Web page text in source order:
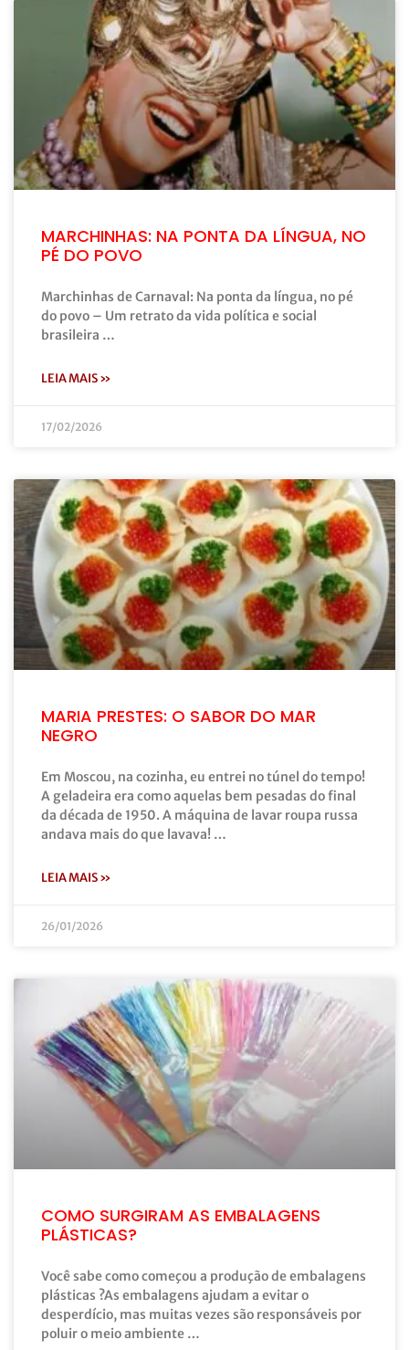
MARCHINHAS: NA PONTA DA LÍNGUA, NO
PÉ DO POVO
Marchinhas de Carnaval: Na ponta da língua, no pé
do povo – Um retrato da vida política e social
brasileira …
LEIA MAIS »
17/02/2026
MARIA PRESTES: O SABOR DO MAR
NEGRO
Em Moscou, na cozinha, eu entrei no túnel do tempo!
A geladeira era como aquelas bem pesadas do final
da década de 1950. A máquina de lavar roupa russa
andava mais do que lavava! …
LEIA MAIS »
26/01/2026
COMO SURGIRAM AS EMBALAGENS
PLÁSTICAS?
Você sabe como começou a produção de embalagens
plásticas ?As embalagens ajudam a evitar o
desperdício, mas muitas vezes são responsáveis por
poluir o meio ambiente …